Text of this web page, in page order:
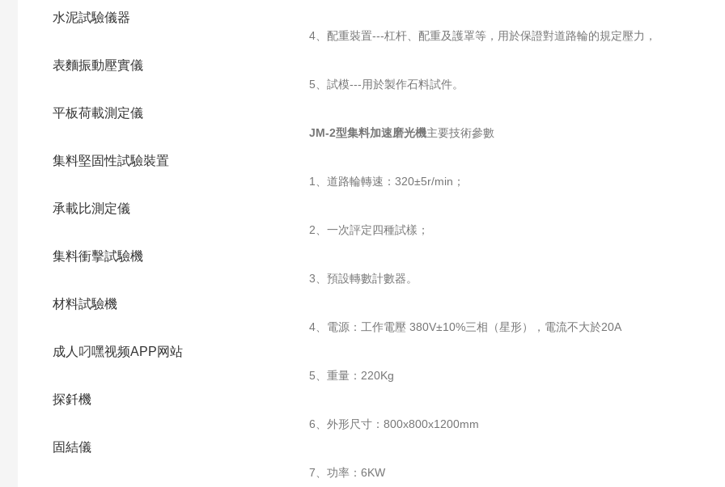
水泥試驗儀器
表麵振動壓實儀
平板荷載測定儀
集料堅固性試驗裝置
承載比測定儀
集料衝擊試驗機
材料試驗機
成人叼嘿视频APP网站
探釺機
固結儀
4、配重裝置---杠杆、配重及護罩等，用於保證對道路輪的規定壓力，
5、試模---用於製作石料試件。
JM-2型集料加速磨光機主要技術參數
1、道路輪轉速：320±5r/min；
2、一次評定四種試樣；
3、預設轉數計數器。
4、電源：工作電壓 380V±10%三相（星形），電流不大於20A
5、重量：220Kg
6、外形尺寸：800x800x1200mm
7、功率：6KW